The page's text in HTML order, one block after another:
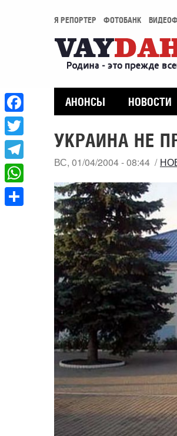
Я РЕПОРТЕР ФОТОБАНК
АНОНСЫ НОВОСТИ
УКРАИНА НЕ
ВС, 01/04/2004 - 08:44
Facebook
Twitter
Telegram
WhatsApp